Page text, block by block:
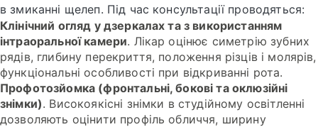
в змиканні щелеп. Під час консультації проводяться:
Клінічний огляд у дзеркалах та з використанням
інтраоральної камери. Лікар оцінює симетрію зубних
рядів, глибину перекриття, положення різців і молярів,
функціональні особливості при відкриванні рота.
Профотозйомка (фронтальні, бокові та оклюзійні
знімки). Високоякісні знімки в студійному освітленні
дозволяють оцінити профіль обличчя, ширину